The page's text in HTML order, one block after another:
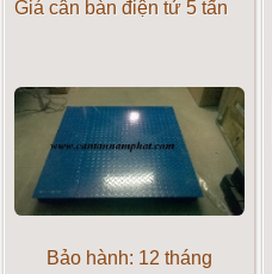
Giá cân bàn điện tử 5 tấn
Bảo hành: 12 tháng